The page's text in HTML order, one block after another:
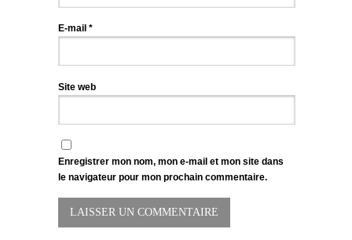
E-mail *
Site web
Enregistrer mon nom, mon e-mail et mon site dans
le navigateur pour mon prochain commentaire.